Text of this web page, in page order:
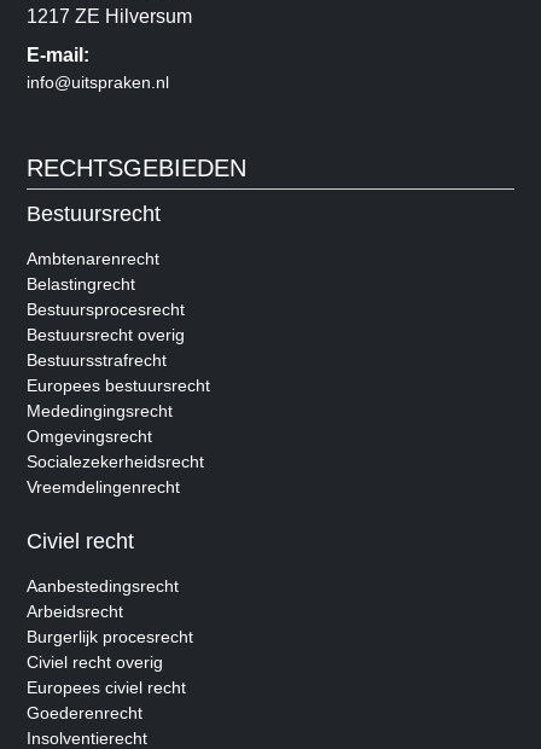
1217 ZE Hilversum
E-mail:
info@uitspraken.nl
RECHTSGEBIEDEN
Bestuursrecht
Ambtenarenrecht
Belastingrecht
Bestuursprocesrecht
Bestuursrecht overig
Bestuursstrafrecht
Europees bestuursrecht
Mededingingsrecht
Omgevingsrecht
Socialezekerheidsrecht
Vreemdelingenrecht
Civiel recht
Aanbestedingsrecht
Arbeidsrecht
Burgerlijk procesrecht
Civiel recht overig
Europees civiel recht
Goederenrecht
Insolventierecht